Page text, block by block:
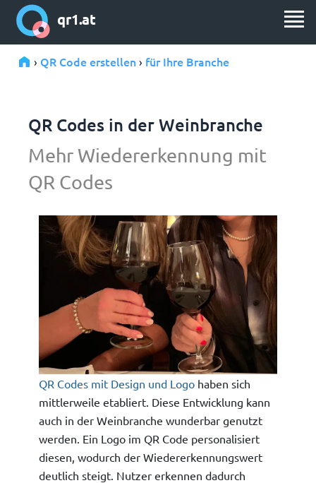
qr1.at
› QR Code erstellen › für Ihre Branche
QR Codes in der Weinbranche
Mehr Wiedererkennung mit
QR Codes
QR Codes mit Design und Logo haben sich
mittlerweile etabliert. Diese Entwicklung kann
auch in der Weinbranche wunderbar genutzt
werden. Ein Logo im QR Code personalisiert
diesen, wodurch der Wiedererkennungswert
deutlich steigt. Nutzer erkennen dadurch